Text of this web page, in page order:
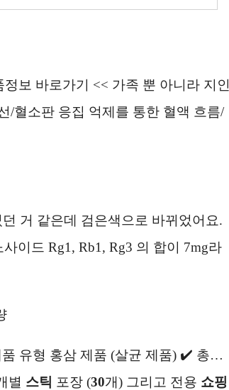
정보 바로가기 << 가족 뿐 아니라 지인
/혈소판 응집 억제를 통한 혈액 흐름/
거 같은데 검은색으로 바뀌었어요.
이드 Rg1, Rb1, Rg3 의 합이 7mg라
유형 홍삼 제품 (살균 제품) ✔️ 총…
별 스틱 포장 (30개) 그리고 전용 쇼핑